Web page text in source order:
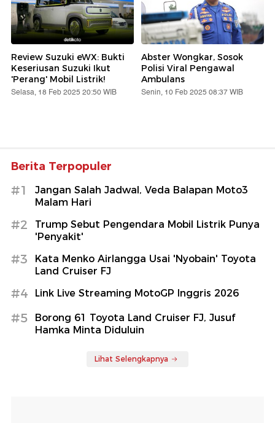
Review Suzuki eWX: Bukti
Keseriusan Suzuki Ikut
'Perang' Mobil Listrik!
Selasa, 18 Feb 2025 20:50 WIB
Abster Wongkar, Sosok
Polisi Viral Pengawal
Ambulans
Senin, 10 Feb 2025 08:37 WIB
Berita Terpopuler
#1
Jangan Salah Jadwal, Veda Balapan Moto3
Malam Hari
#2
Trump Sebut Pengendara Mobil Listrik Punya
'Penyakit'
#3
Kata Menko Airlangga Usai 'Nyobain' Toyota
Land Cruiser FJ
#4 Link Live Streaming MotoGP Inggris 2026
#5
Borong 61 Toyota Land Cruiser FJ, Jusuf
Hamka Minta Diduluin
Lihat Selengkapnya